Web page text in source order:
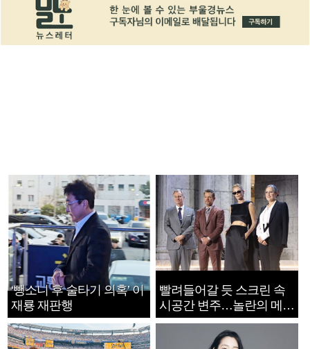
‘뺑소니 후 술타기 의혹’ 이
재룡 재판행
빨려들어갈 듯 스크린 속
시공간 변주…놀란의 메시
지는 ‘전쟁 속죄’